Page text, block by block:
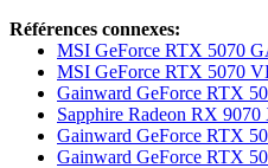
Références connexes:
MSI GeForce RTX 5070
MSI GeForce RTX 5070
Gainward GeForce RTX
Sapphire Radeon RX
Gainward GeForce RTX
Gainward GeForce RTX